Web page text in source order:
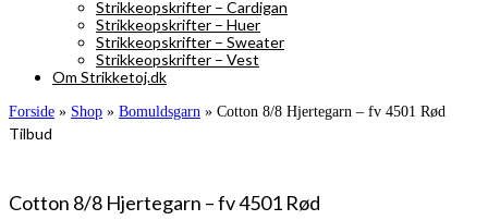
Strikkeopskrifter – Cardigan
Strikkeopskrifter – Huer
Strikkeopskrifter – Sweater
Strikkeopskrifter – Vest
Om Strikketoj.dk
Forside » Shop » Bomuldsgarn » Cotton 8/8 Hjertegarn – fv 4501 Rød
Tilbud
Cotton 8/8 Hjertegarn – fv 4501 Rød